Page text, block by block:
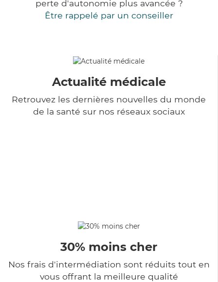
perte d'autonomie plus avancée ?
Être rappelé par un conseiller
Actualité médicale
Retrouvez les dernières nouvelles du monde
de la santé sur nos réseaux sociaux
30% moins cher
Nos frais d'intermédiation sont réduits tout en
vous offrant la meilleure qualité